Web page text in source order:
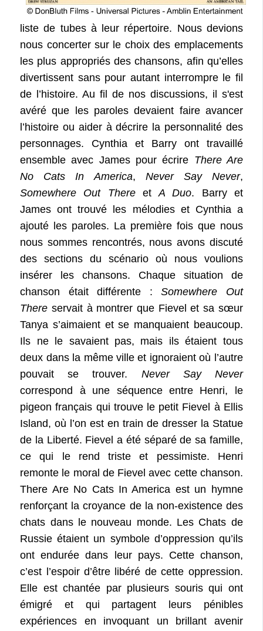
liste de tubes à leur répertoire. Nous devions
nous concerter sur le choix des emplacements
les plus appropriés des chansons, afin qu’elles
divertissent sans pour autant interrompre le fil
de l’histoire. Au fil de nos discussions, il s'est
avéré que les paroles devaient faire avancer
l’histoire ou aider à décrire la personnalité des
personnages. Cynthia et Barry ont travaillé
ensemble avec James pour écrire There Are
No Cats In America, Never Say Never,
Somewhere Out ThereetA Duo. Barry et
James ont trouvé les mélodies et Cynthia a
ajouté les paroles. La première fois que nous
nous sommes rencontrés, nous avons discuté
des sections du scénario où nous voulions
insérer les chansons. Chaque situation de
chanson était différente :Somewhere Out
There servait à montrer que Fievel et sa sœur
Tanya s’aimaient et se manquaient beaucoup.
Ils ne le savaient pas, mais ils étaient tous
deux dans la même ville et ignoraient où l’autre
pouvait se trouver. Never Say Never
correspond à une séquence entre Henri, le
pigeon français qui trouve le petit Fievel à Ellis
Island, où l’on est en train de dresser la Statue
de la Liberté. Fievel a été séparé de sa famille,
ce qui le rend triste et pessimiste. Henri
remonte le moral de Fievel avec cette chanson.
There Are No Cats In America est un hymne
renforçant la croyance de la non-existence des
chats dans le nouveau monde. Les Chats de
Russie étaient un symbole d’oppression qu’ils
ont endurée dans leur pays. Cette chanson,
c’est l’espoir d’être libéré de cette oppression.
Elle est chantée par plusieurs souris qui ont
émigré et qui partagent leurs pénibles
expériences en invoquant un brillant avenir